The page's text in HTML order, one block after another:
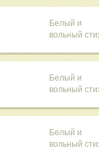
Белый и
вольный
Белый и
вольный
Белый и
вольный